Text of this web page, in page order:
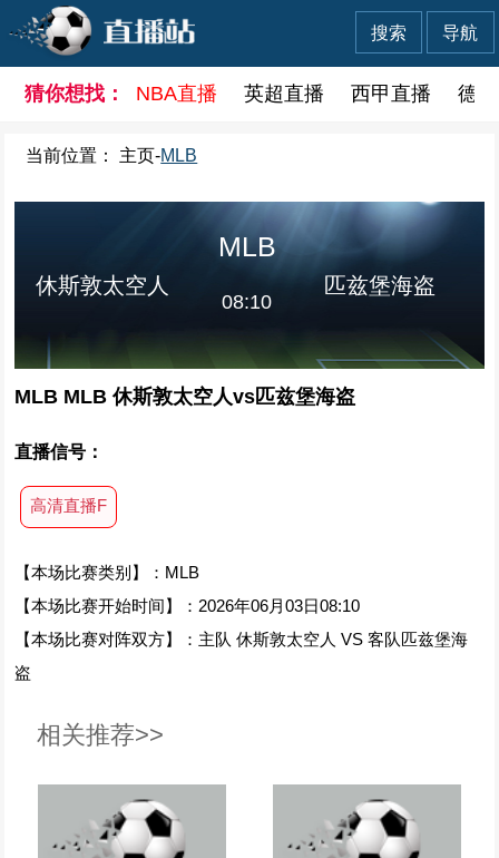
导航
搜索
猜你想找： NBA直播 英超直播 西甲直播 德
当前位置： 主页-MLB
休斯敦太空人
MLB
08:10
匹兹堡海盗
MLB MLB 休斯敦太空人vs匹兹堡海盗
直播信号：
高清直播F
【本场比赛类别】：MLB
【本场比赛开始时间】：2026年06月03日08:10
【本场比赛对阵双方】：主队 休斯敦太空人 VS 客队匹兹堡海
盗
相关推荐>>